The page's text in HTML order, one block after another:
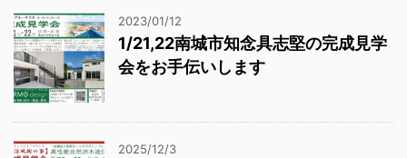
2023/01/12
1/21,22南城市知念具志堅の完成見学
会をお手伝いします
2025/12/3